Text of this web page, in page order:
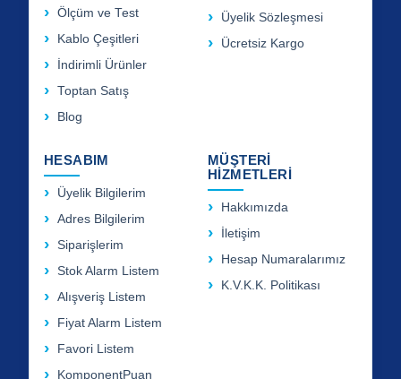
Ölçüm ve Test
Kablo Çeşitleri
İndirimli Ürünler
Toptan Satış
Blog
Üyelik Sözleşmesi
Ücretsiz Kargo
HESABIM
Üyelik Bilgilerim
Adres Bilgilerim
Siparişlerim
Stok Alarm Listem
Alışveriş Listem
Fiyat Alarm Listem
Favori Listem
KomponentPuan
MÜŞTERİ
HİZMETLERİ
Hakkımızda
İletişim
Hesap Numaralarımız
K.V.K.K. Politikası